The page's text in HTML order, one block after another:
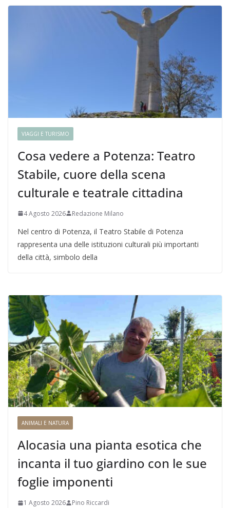
VIAGGI E TURISMO
Cosa vedere a Potenza: Teatro
Stabile, cuore della scena
culturale e teatrale cittadina
4 Agosto 2026 Redazione Milano
Nel centro di Potenza, il Teatro Stabile di Potenza
rappresenta una delle istituzioni culturali più importanti
della città, simbolo della
ANIMALI E NATURA
Alocasia una pianta esotica che
incanta il tuo giardino con le sue
foglie imponenti
1 Agosto 2026 Pino Riccardi